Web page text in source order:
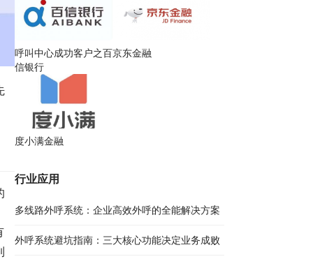
呼叫中心成功客户之百
信银行
京东金融
度小满金融
行业应用
多线路外呼系统：企业高效外呼的全能解决方案​
外呼系统避坑指南：三大核心功能决定业务成败​